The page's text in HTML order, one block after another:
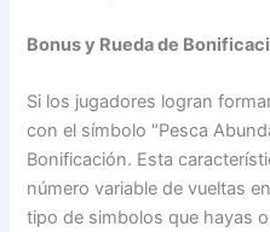
Bonus y Rueda de
Si los jugadores logran
con el símbolo "Pesca
Bonificación. Esta
número variable de vueltas
tipo de simbolos que hayas